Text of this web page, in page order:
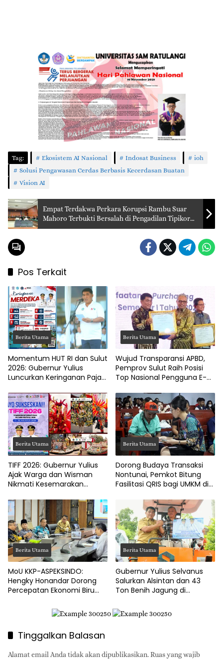
Tag: Ekosistem AI Nasional Indosat Business
ioh
Solusi Pengawasan Cerdas Berbasis Kecerdasan Buatan
Vision AI
Empat Terdakwa Perkara Korupsi Rambu Suar
Mahoro Terbukti Bersalah di Pengadilan Tipikor
Manado
Pos Terkait
Berita Utama
Momentum HUT RI dan Sulut
2026: Gubernur Yulius
Luncurkan Keringanan Pajak
Berita Utama
Wujud Transparansi APBD,
Pemprov Sulut Raih Posisi
Top Nasional Pengguna E-
Berita Utama
TIFF 2026: Gubernur Yulius
Ajak Warga dan Wisman
Nikmati Kesemarakan
Berita Utama
Dorong Budaya Transaksi
Nontunai, Pemkot Bitung
Fasilitasi QRIS bagi UMKM di
Berita Utama
MoU KKP-ASPEKSINDO:
Hengky Honandar Dorong
Percepatan Ekonomi Biru
Berita Utama
Gubernur Yulius Selvanus
Salurkan Alsintan dan 43
Ton Benih Jagung di
Tinggalkan Balasan
Alamat email Anda tidak akan dipublikasikan.Ruas yang wajib